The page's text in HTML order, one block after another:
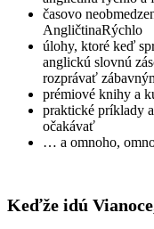
časovo
AngličtinaRýchlo
úlohy, ktoré keď
anglickú slovnú
rozprávať
prémiové knihy a
praktické príklady
očakávať
… a omnoho,
Keďže idú